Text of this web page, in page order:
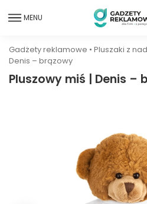
MENU
Gadżety reklamowe • Pluszaki z
Denis – brązowy
Pluszowy miś | Denis –